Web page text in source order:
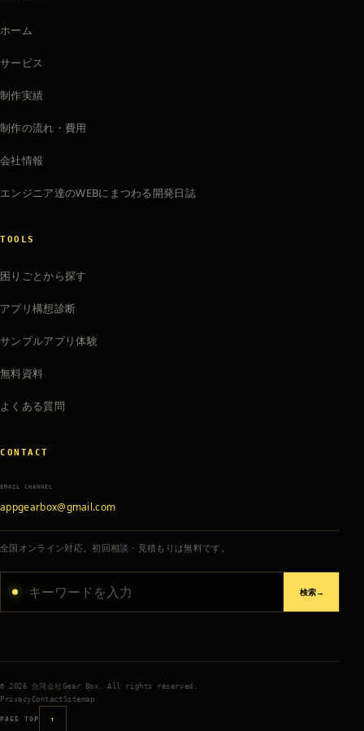
ホーム
サービス
制作実績
制作の流れ・費用
会社情報
エンジニア達のWEBにまつわる開発日誌
TOOLS
困りごとから探す
アプリ構想診断
サンプルアプリ体験
無料資料
よくある質問
CONTACT
EMAIL CHANNEL
appgearbox@gmail.com
全国オンライン対応。初回相談・見積もりは無料です。
サイト内を検索 検索→
© 2026 合同会社Gear Box. All rights reserved.
PrivacyContact Sitemap
PAGE TOP ↑